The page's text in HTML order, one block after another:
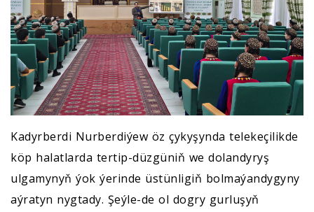
Kadyrberdi Nurberdiýew öz çykyşynda telekeçilikde
köp halatlarda tertip-düzgüniň we dolandyryş
ulgamynyň ýok ýerinde üstünligiň bolmaýandygyny
aýratyn nygtady. Şeýle-de ol dogry gurluşyň